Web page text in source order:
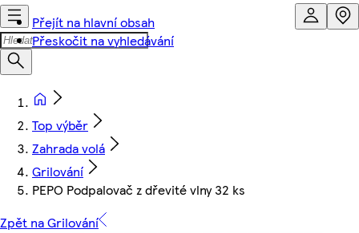
Přejít na hlavní obsah
Přeskočit na vyhledávání
Top výběr
Zahrada volá
Grilování
PEPO Podpalovač z dřevité vlny 32 ks
Zpět na Grilování